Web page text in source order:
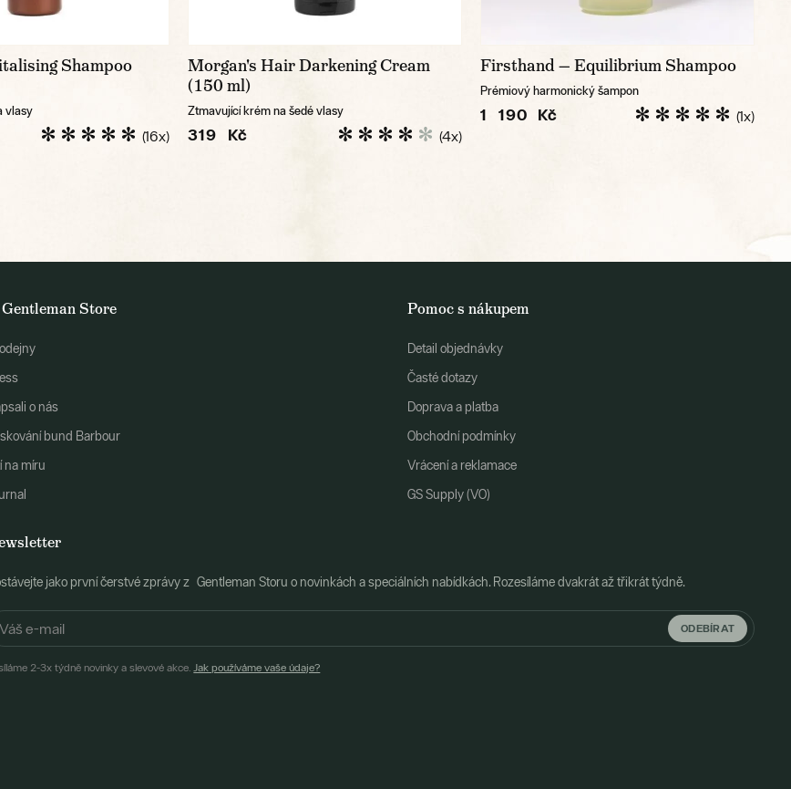
Shampoo
vlasy
(16x)
Morgan's Hair Darkening Cream
(150 ml)
Ztmavující krém na šedé vlasy
319 Kč (4x)
Firsthand — Equilibrium Shampoo
Prémiový harmonický šampon
1 190 Kč (1x)
Store
o nás
bund Barbour
na míru
Pomoc s nákupem
Detail objednávky
Časté dotazy
Doprava a platba
Obchodní podmínky
Vrácení a reklamace
GS Supply (VO)
jako první čerstvé zprávy z Gentleman Storu o novinkách a speciálních nabídkách. Rozesíláme dvakrát až třikrát týdně.
ODEBÍRAT
2-3x týdně novinky a slevové akce.Jak používáme vaše údaje?